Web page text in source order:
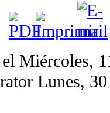
Miércoles,
Lunes,